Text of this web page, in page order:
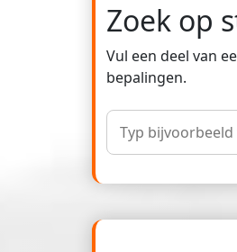
Zoek op
Vul een deel van
bepalingen.